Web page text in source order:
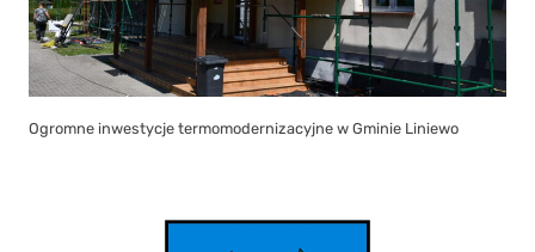
Ogromne inwestycje termomodernizacyjne w Gminie Liniewo